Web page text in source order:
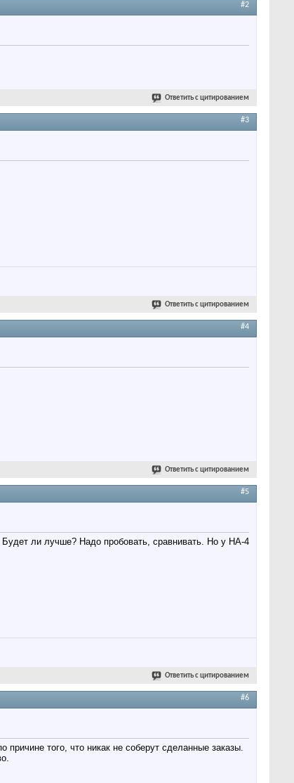
#2
Ответить с цитированием
#3
Ответить с цитированием
#4
Ответить с цитированием
#5
ли лучше? Надо пробовать, сравнивать. Но у HA-4
Ответить с цитированием
#6
причине того, что никак не соберут сделанные заказы.